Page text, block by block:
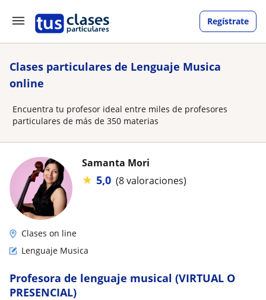
Regístrate
Clases particulares de Lenguaje Musica
online
Encuentra tu profesor ideal entre miles de profesores
particulares de más de 350 materias
Samanta Mori
★ 5,0 (8 valoraciones)
Clases on line
Lenguaje Musica
Profesora de lenguaje musical (VIRTUAL O
PRESENCIAL)